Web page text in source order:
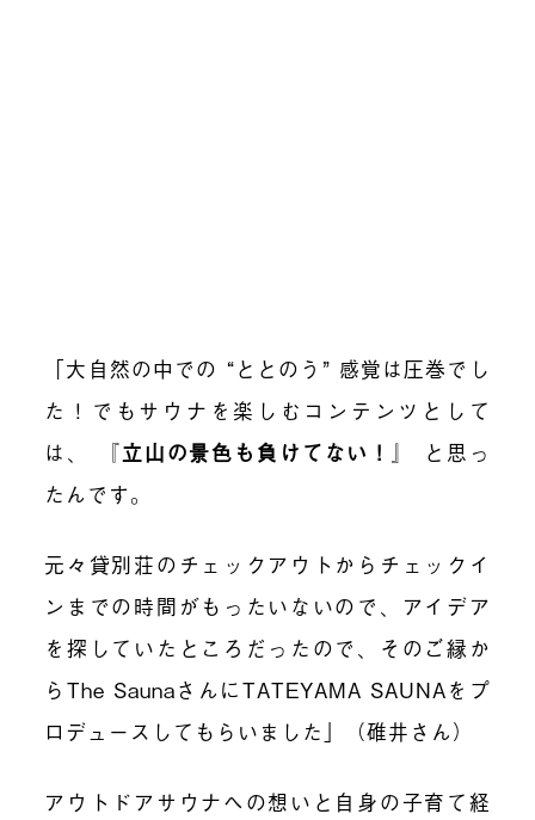
「大自然の中での “ととのう” 感覚は圧巻でし
た！でもサウナを楽しむコンテンツとして
は、
『立山の景色も負けてない！ 』
と思っ
たんです。
元々貸別荘のチェックアウトからチェックイ
ンまでの時間がもったいないので、アイデア
を探していたところだったので、そのご縁か
らThe SaunaさんにTATEYAMA SAUNAをプ
ロデュースしてもらいました」（碓井さん）
アウトドアサウナへの想いと自身の子育て経